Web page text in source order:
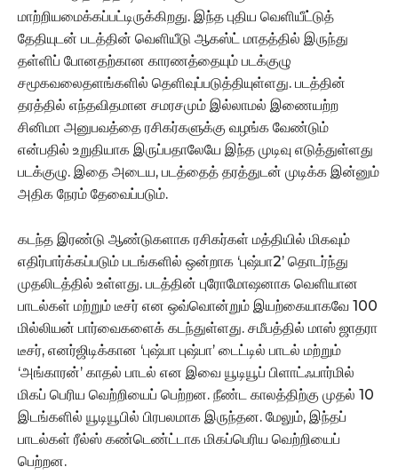
மாற்றியமைக்கப்பட்டிருக்கிறது. இந்த புதிய வெளியீட்டுத்
தேதியுடன் படத்தின் வெளியீடு ஆகஸ்ட் மாதத்தில் இருந்து
தள்ளிப் போனதற்கான காரணத்தையும் படக்குழு
சமூகவலைதளங்களில் தெளிவுப்படுத்தியுள்ளது. படத்தின்
தரத்தில் எந்தவிதமான சமரசமும் இல்லாமல் இணையற்ற
சினிமா அனுபவத்தை ரசிகர்களுக்கு வழங்க வேண்டும்
என்பதில் உறுதியாக இருப்பதாலேயே இந்த முடிவு எடுத்துள்ளது
படக்குழு. இதை அடைய, படத்தைத் தரத்துடன் முடிக்க இன்னும்
அதிக நேரம் தேவைப்படும்.
கடந்த இரண்டு ஆண்டுகளாக ரசிகர்கள் மத்தியில் மிகவும்
எதிர்பார்க்கப்படும் படங்களில் ஒன்றாக ‘புஷ்பா2’ தொடர்ந்து
முதலிடத்தில் உள்ளது. படத்தின் புரோமோஷனாக வெளியான
பாடல்கள் மற்றும் டீசர் என ஒவ்வொன்றும் இயற்கையாகவே 100
மில்லியன் பார்வைகளைக் கடந்துள்ளது. சமீபத்தில் மாஸ் ஜாதரா
டீசர், எனர்ஜிடிக்கான ‘புஷ்பா புஷ்பா’ டைட்டில் பாடல் மற்றும்
‘அங்காரன்’ காதல் பாடல் என இவை யூடியூப் பிளாட்ஃபார்மில்
மிகப் பெரிய வெற்றியைப் பெற்றன. நீண்ட காலத்திற்கு முதல் 10
இடங்களில் யூடியூபில் பிரபலமாக இருந்தன. மேலும், இந்தப்
பாடல்கள் ரீல்ஸ் கண்டெண்ட்டாக மிகப்பெரிய வெற்றியைப்
பெற்றன.